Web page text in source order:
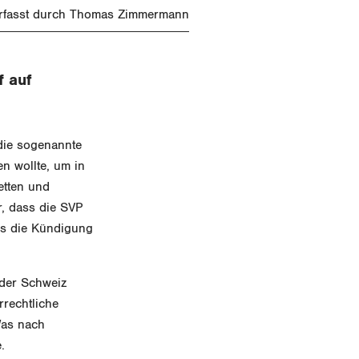
durch Thomas Zimmermann
auf
sogenannte
wollte, um in
und
dass die SVP
die Kündigung
Schweiz
nach